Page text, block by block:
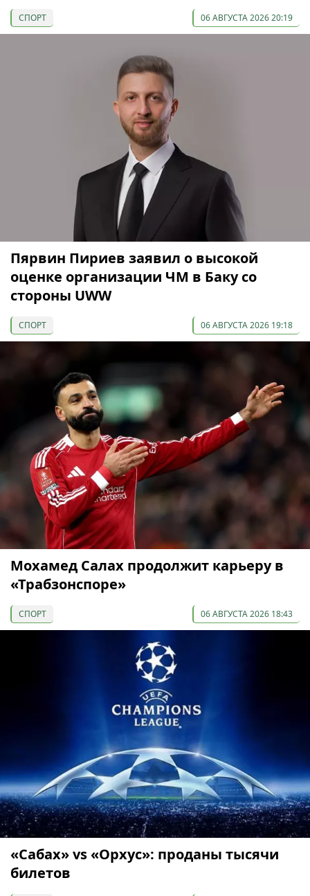
СПОРТ 06 АВГУСТА 2026 20:19
Пярвин Пириев заявил о высокой
оценке организации ЧМ в Баку со
стороны UWW
СПОРТ 06 АВГУСТА 2026 19:18
Мохамед Салах продолжит карьеру в
«Трабзонспоре»
СПОРТ 06 АВГУСТА 2026 18:43
«Сабах» vs «Орхус»: проданы тысячи
билетов